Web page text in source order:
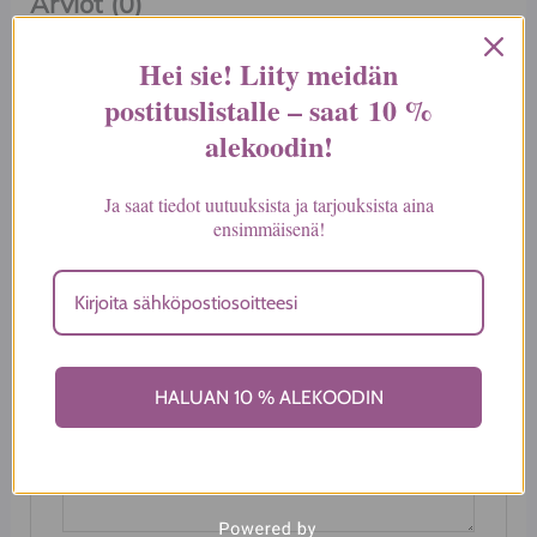
Tuotearvioita ei vielä ole.
Kirjoita ensimmäinen arvio
tuotteelle “Mekko, lyhyet
hihat viskoosikreppikangas”
Sähköpostiosoitettasi ei julkaista. Pakolliset
kentät on merkitty*
Hei sie! Liity meidän
postituslistalle – saat 10 %
alekoodin!
Ja saat tiedot uutuuksista ja tarjouksista aina
ensimmäisenä!
HALUAN 10 % ALEKOODIN